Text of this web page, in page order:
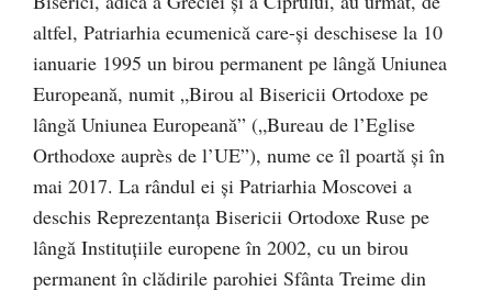
altfel, Patriarhia ecumenică care-și deschisese la 10
ianuarie 1995 un birou permanent pe lângă Uniunea
Europeană, numit „Birou al Bisericii Ortodoxe pe
lângă Uniunea Europeană” („Bureau de l’Eglise
Orthodoxe auprès de l’UE”), nume ce îl poartă și în
mai 2017. La rândul ei și Patriarhia Moscovei a
deschis Reprezentanța Bisericii Ortodoxe Ruse pe
lângă Instituțiile europene în 2002, cu un birou
permanent în clădirile parohiei Sfânta Treime din